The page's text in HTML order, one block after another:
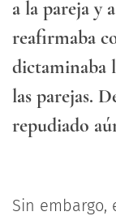
a la pareja y
reafirmaba
dictaminaba
las parejas.
repudiado
Sin embargo,